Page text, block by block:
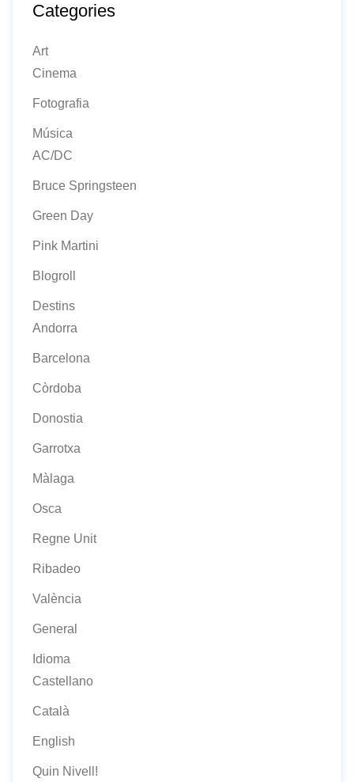
Categories
Art
Cinema
Fotografia
Música
AC/DC
Bruce Springsteen
Green Day
Pink Martini
Blogroll
Destins
Andorra
Barcelona
Còrdoba
Donostia
Garrotxa
Màlaga
Osca
Regne Unit
Ribadeo
València
General
Idioma
Castellano
Català
English
Quin Nivell!